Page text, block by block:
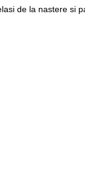
de la nastere si